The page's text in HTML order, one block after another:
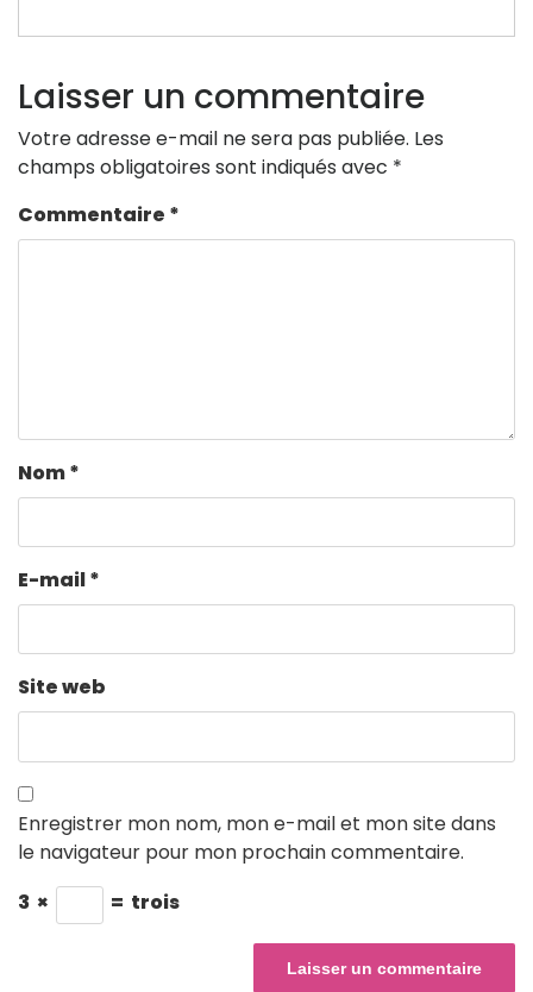
Laisser un commentaire
Votre adresse e-mail ne sera pas publiée. Les
champs obligatoires sont indiqués avec *
Commentaire *
Nom*
E-mail*
Site web
Enregistrer mon nom, mon e-mail et mon site dans
le navigateur pour mon prochain commentaire.
3 × = trois